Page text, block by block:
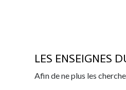
LES ENSEIGNES
Afin de ne plus les